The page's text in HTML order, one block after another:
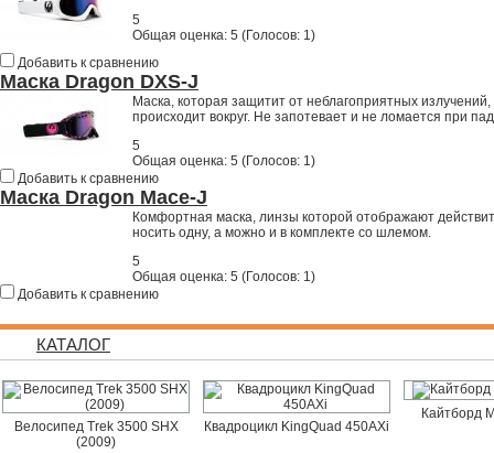
5
Общая оценка: 5 (Голосов: 1)
Добавить к сравнению
Маска Dragon DXS-J
Маска, которая защитит от неблагоприятных
происходит вокруг. Не запотевает и не ломается при
5
Общая оценка: 5 (Голосов: 1)
Добавить к сравнению
Маска Dragon Mace-J
Комфортная маска, линзы которой отображают
носить одну, а можно и в комплекте со шлемом.
5
Общая оценка: 5 (Голосов: 1)
Добавить к сравнению
КАТАЛОГ
Велосипед Trek 3500 SHX
(2009)
Квадроцикл KingQuad 450AXi
Кайтборд